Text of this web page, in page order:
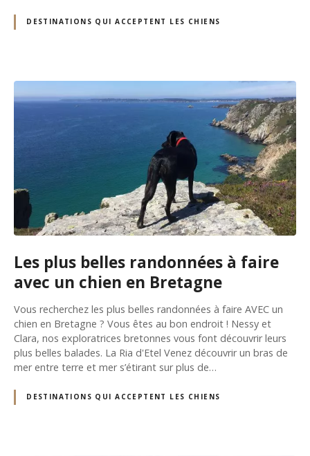
DESTINATIONS QUI ACCEPTENT LES CHIENS
Les plus belles randonnées à faire
avec un chien en Bretagne
Vous recherchez les plus belles randonnées à faire AVEC un
chien en Bretagne ? Vous êtes au bon endroit ! Nessy et
Clara, nos exploratrices bretonnes vous font découvrir leurs
plus belles balades. La Ria d'Etel Venez découvrir un bras de
mer entre terre et mer s’étirant sur plus de…
DESTINATIONS QUI ACCEPTENT LES CHIENS